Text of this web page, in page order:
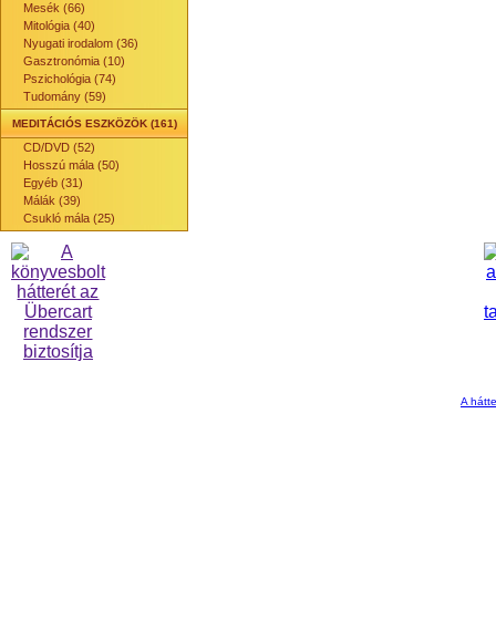
Mesék (66)
Mitológia (40)
Nyugati irodalom (36)
Gasztronómia (10)
Pszichológia (74)
Tudomány (59)
MEDITÁCIÓS ESZKÖZÖK (161)
CD/DVD (52)
Hosszú mála (50)
Egyéb (31)
Málák (39)
Csukló mála (25)
A